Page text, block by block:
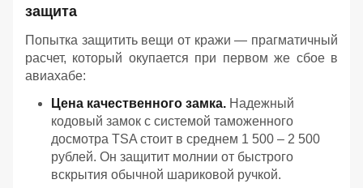
защита
Попытка защитить вещи от кражи — прагматичный
расчет, который окупается при первом же сбое в
авиахабе:
Цена качественного замка. Надежный
кодовый замок с системой таможенного
досмотра TSA стоит в среднем 1 500 – 2 500
рублей. Он защитит молнии от быстрого
вскрытия обычной шариковой ручкой.